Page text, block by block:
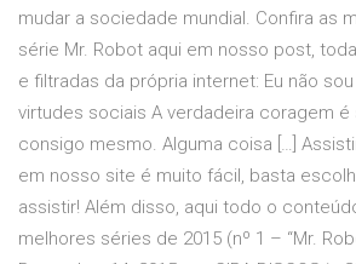
mudar a sociedade mundial. Confira as
série Mr. Robot aqui em nosso post,
e filtradas da própria internet: Eu não
virtudes sociais A verdadeira coragem é
consigo mesmo. Alguma coisa […]
em nosso site é muito fácil, basta
assistir! Além disso, aqui todo o
melhores séries de 2015 (nº 1 – “Mr.